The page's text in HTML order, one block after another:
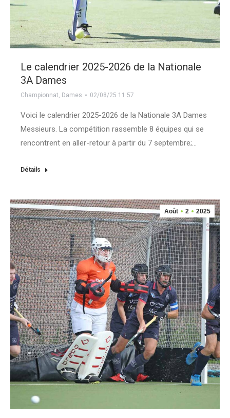
Le calendrier 2025-2026 de la Nationale
3A Dames
Championnat, Dames 02/08/25 11:57
Voici le calendrier 2025-2026 de la Nationale 3A Dames
Messieurs. La compétition rassemble 8 équipes qui se
rencontrent en aller-retour à partir du 7 septembre;…
Détails
Août 2 2025